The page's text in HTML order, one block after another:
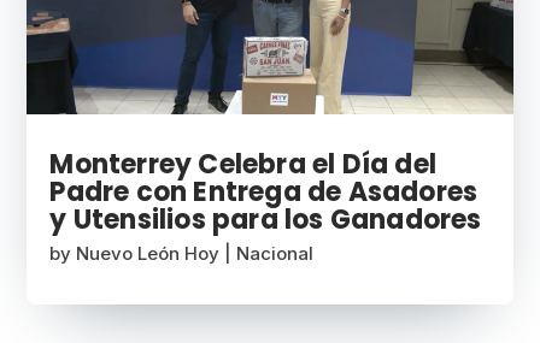
Monterrey Celebra el Día del
Padre con Entrega de Asadores
y Utensilios para los Ganadores
by Nuevo León Hoy Nacional